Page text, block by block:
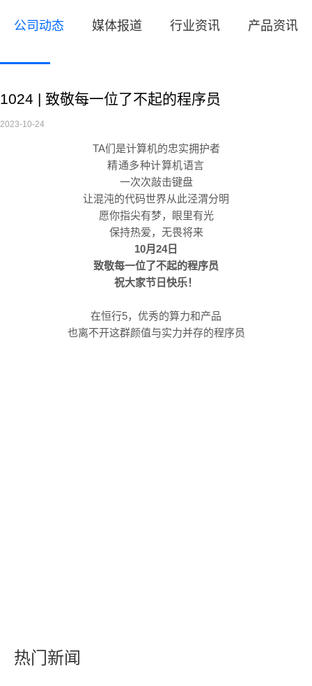
公司动态 媒体报道 行业资讯 产品资讯
1024 | 致敬每一位了不起的程序员
2023-10-24
TA们是计算机的忠实拥护者
精通多种计算机语言
一次次敲击键盘
让混沌的代码世界从此泾渭分明
愿你指尖有梦，眼里有光
保持热爱，无畏将来
10月24日
致敬每一位了不起的程序员
祝大家节日快乐！
在恒行5，优秀的算力和产品
也离不开这群颜值与实力并存的程序员
热门新闻